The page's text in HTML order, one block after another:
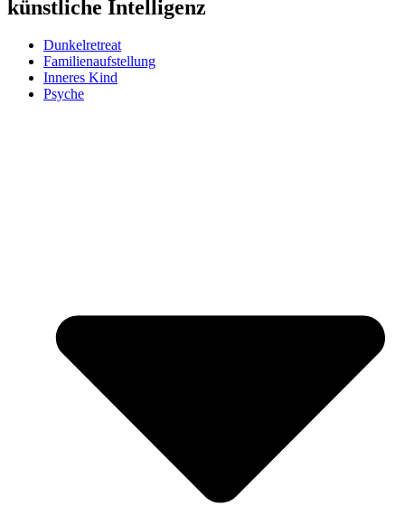
künstliche Intelligenz
Dunkelretreat
Familienaufstellung
Inneres Kind
Psyche